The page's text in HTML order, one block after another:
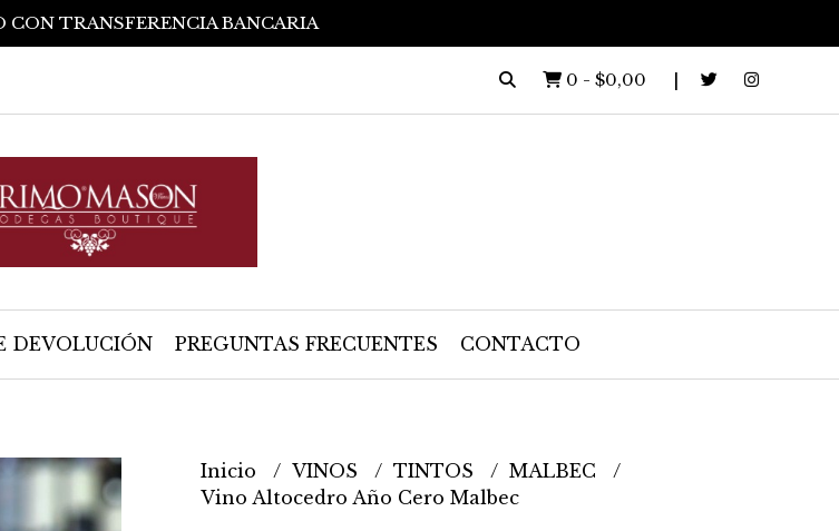
CON TRANSFERENCIA BANCARIA
0 - $0,00
DEVOLUCIÓN PREGUNTAS FRECUENTES CONTACTO
Inicio VINOS TINTOS
MALBEC
Vino Altocedro Año Cero Malbec